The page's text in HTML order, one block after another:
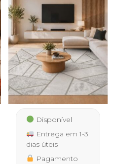
Disponível
Entrega em 1-3
dias úteis
Pagamento